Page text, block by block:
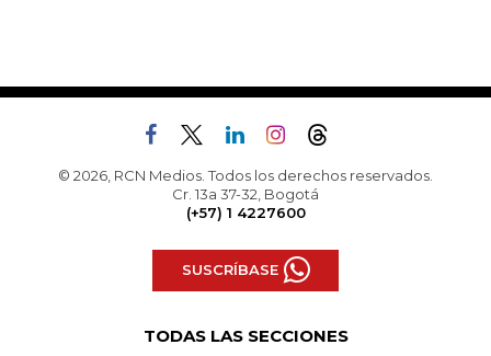
© 2026, RCN Medios. Todos los derechos reservados.
Cr. 13a 37-32, Bogotá
(+57) 1 4227600
SUSCRÍBASE
TODAS LAS SECCIONES